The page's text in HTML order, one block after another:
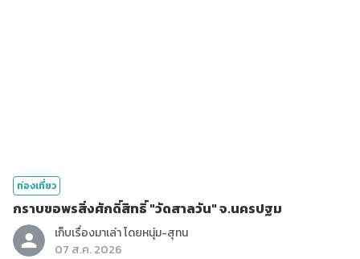
ท่องเที่ยว
กราบขอพรสิ่งศักดิ์สิทธิ์ "วัดสาลวัน" จ.นครปฐม
เก็บเรื่องมาเล่า โดยหนุ่ม-สุทน
07 ส.ค. 2026